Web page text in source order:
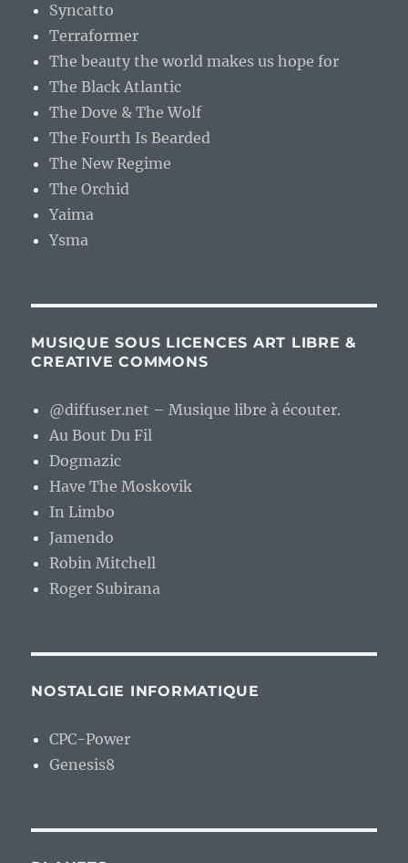
Syncatto
Terraformer
The beauty the world makes us hope for
The Black Atlantic
The Dove & The Wolf
The Fourth Is Bearded
The New Regime
The Orchid
Yaima
Ysma
MUSIQUE SOUS LICENCES ART LIBRE &
CREATIVE COMMONS
@diffuser.net – Musique libre à écouter.
Au Bout Du Fil
Dogmazic
Have The Moskovik
In Limbo
Jamendo
Robin Mitchell
Roger Subirana
NOSTALGIE INFORMATIQUE
CPC-Power
Genesis8